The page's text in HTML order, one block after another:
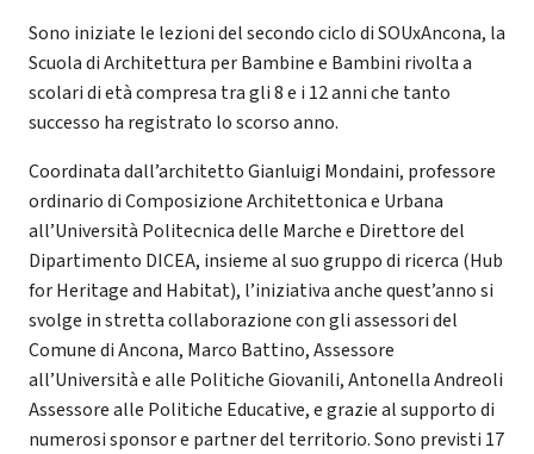
Sono iniziate le lezioni del secondo ciclo di SOUxAncona, la
Scuola di Architettura per Bambine e Bambini rivolta a
scolari di età compresa tra gli 8 e i 12 anni che tanto
successo ha registrato lo scorso anno.
Coordinata dall’architetto Gianluigi Mondaini, professore
ordinario di Composizione Architettonica e Urbana
all’Università Politecnica delle Marche e Direttore del
Dipartimento DICEA, insieme al suo gruppo di ricerca (Hub
for Heritage and Habitat), l’iniziativa anche quest’anno si
svolge in stretta collaborazione con gli assessori del
Comune di Ancona, Marco Battino, Assessore
all’Università e alle Politiche Giovanili, Antonella Andreoli
Assessore alle Politiche Educative, e grazie al supporto di
numerosi sponsor e partner del territorio. Sono previsti 17